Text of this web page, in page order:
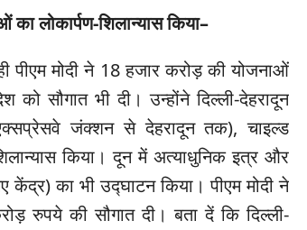
का लोकार्पण-शिलान्यास किया–
मोदी ने 18 हजार करोड़ की योजनाओं
सौगात भी दी। उन्होंने दिल्ली-देहरादून
जंक्शन से देहरादून तक), चाइल्ड
किया। दून में अत्याधुनिक इत्र और
केंद्र) का भी उद्घाटन किया। पीएम मोदी ने
रुपये की सौगात दी। बता दें कि दिल्ली-